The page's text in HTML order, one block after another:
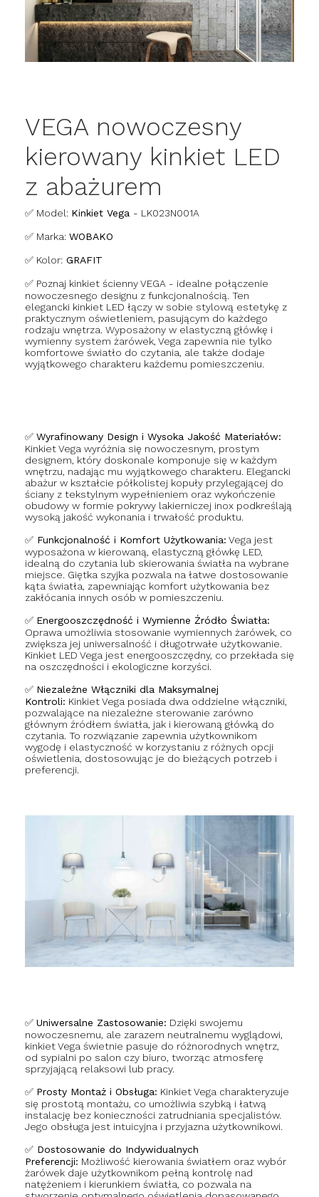
VEGA nowoczesny
kierowany kinkiet LED
z abażurem
✅ Model: Kinkiet Vega - LK023N001A
✅ Marka: WOBAKO
✅ Kolor: GRAFIT
✅ Poznaj kinkiet ścienny VEGA - idealne połączenie
nowoczesnego designu z funkcjonalnością. Ten
elegancki kinkiet LED łączy w sobie stylową estetykę z
praktycznym oświetleniem, pasującym do każdego
rodzaju wnętrza. Wyposażony w elastyczną główkę i
wymienny system żarówek, Vega zapewnia nie tylko
komfortowe światło do czytania, ale także dodaje
wyjątkowego charakteru każdemu pomieszczeniu.
✅ Wyrafinowany Design i Wysoka Jakość Materiałów:
Kinkiet Vega wyróżnia się nowoczesnym, prostym
designem, który doskonale komponuje się w każdym
wnętrzu, nadając mu wyjątkowego charakteru. Elegancki
abażur w kształcie półkolistej kopuły przylegającej do
ściany z tekstylnym wypełnieniem oraz wykończenie
obudowy w formie pokrywy lakierniczej inox podkreślają
wysoką jakość wykonania i trwałość produktu.
✅ Funkcjonalność i Komfort Użytkowania: Vega jest
wyposażona w kierowaną, elastyczną główkę LED,
idealną do czytania lub skierowania światła na wybrane
miejsce. Giętka szyjka pozwala na łatwe dostosowanie
kąta światła, zapewniając komfort użytkowania bez
zakłócania innych osób w pomieszczeniu.
✅ Energooszczędność i Wymienne Źródło Światła:
Oprawa umożliwia stosowanie wymiennych żarówek, co
zwiększa jej uniwersalność i długotrwałe użytkowanie.
Kinkiet LED Vega jest energooszczędny, co przekłada się
na oszczędności i ekologiczne korzyści.
✅ Niezależne Włączniki dla Maksymalnej
Kontroli: Kinkiet Vega posiada dwa oddzielne włączniki,
pozwalające na niezależne sterowanie zarówno
głównym źródłem światła, jak i kierowaną główką do
czytania. To rozwiązanie zapewnia użytkownikom
wygodę i elastyczność w korzystaniu z różnych opcji
oświetlenia, dostosowując je do bieżących potrzeb i
preferencji.
✅ Uniwersalne Zastosowanie: Dzięki swojemu
nowoczesnemu, ale zarazem neutralnemu wyglądowi,
kinkiet Vega świetnie pasuje do różnorodnych wnętrz,
od sypialni po salon czy biuro, tworząc atmosferę
sprzyjającą relaksowi lub pracy.
✅ Prosty Montaż i Obsługa: Kinkiet Vega charakteryzuje
się prostotą montażu, co umożliwia szybką i łatwą
instalację bez konieczności zatrudniania specjalistów.
Jego obsługa jest intuicyjna i przyjazna użytkownikowi.
✅ Dostosowanie do Indywidualnych
Preferencji: Możliwość kierowania światłem oraz wybór
żarówek daje użytkownikom pełną kontrolę nad
natężeniem i kierunkiem światła, co pozwala na